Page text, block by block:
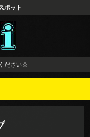
ヤ ホ
ーオ
ポット
ださい☆